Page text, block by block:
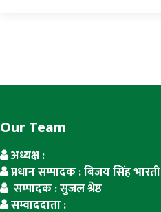
Our Team
अध्यक्ष :
प्रधान सम्पादक : बिजय सिंह भारती
सम्पादक : सुजल श्रेष्ठ
सम्वाददाता :